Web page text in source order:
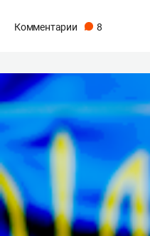
Комментарии 8